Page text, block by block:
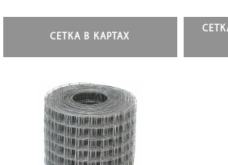
СЕТКА В КАРТАХ